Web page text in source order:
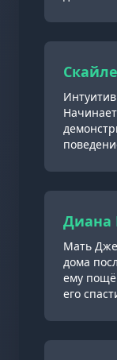
Диана
Мать
дома
ему
его